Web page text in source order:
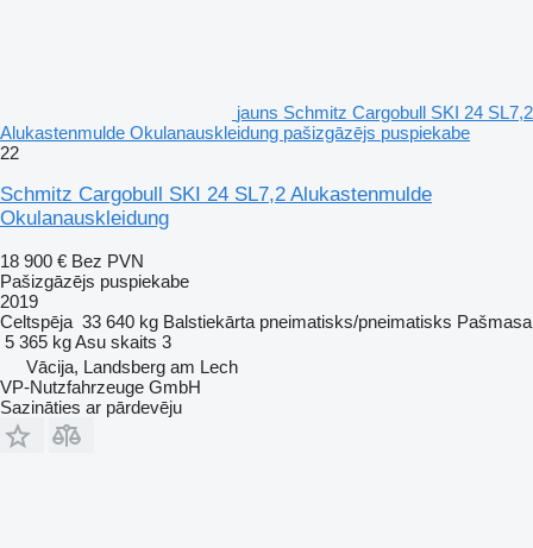
jauns Schmitz Cargobull SKI 24 SL7,2
Alukastenmulde Okulanauskleidung pašizgāzējs puspiekabe
22
Schmitz Cargobull SKI 24 SL7,2 Alukastenmulde
Okulanauskleidung
18 900 € Bez PVN
Pašizgāzējs puspiekabe
2019
Celtspēja 33 640 kg Balstiekārta pneimatisks/pneimatisks Pašmasa
5 365 kgAsu skaits 3
Vācija, Landsberg am Lech
VP-Nutzfahrzeuge GmbH
Sazināties ar pārdevēju